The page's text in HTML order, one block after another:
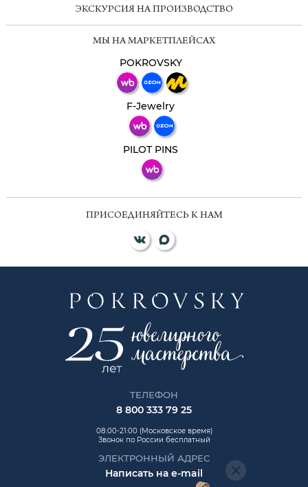
ЭКСКУРСИЯ НА ПРОИЗВОДСТВО
МЫ НА МАРКЕТПЛЕЙСАХ
POKROVSKY
F-Jewelry
PILOT PINS
ПРИСОЕДИНЯЙТЕСЬ К НАМ
ТЕЛЕФОН
8 800 333 79 25
08:00-21:00 (Московское время)
Звонок по России бесплатный
ЭЛЕКТРОННЫЙ АДРЕС
Написать на e-mail